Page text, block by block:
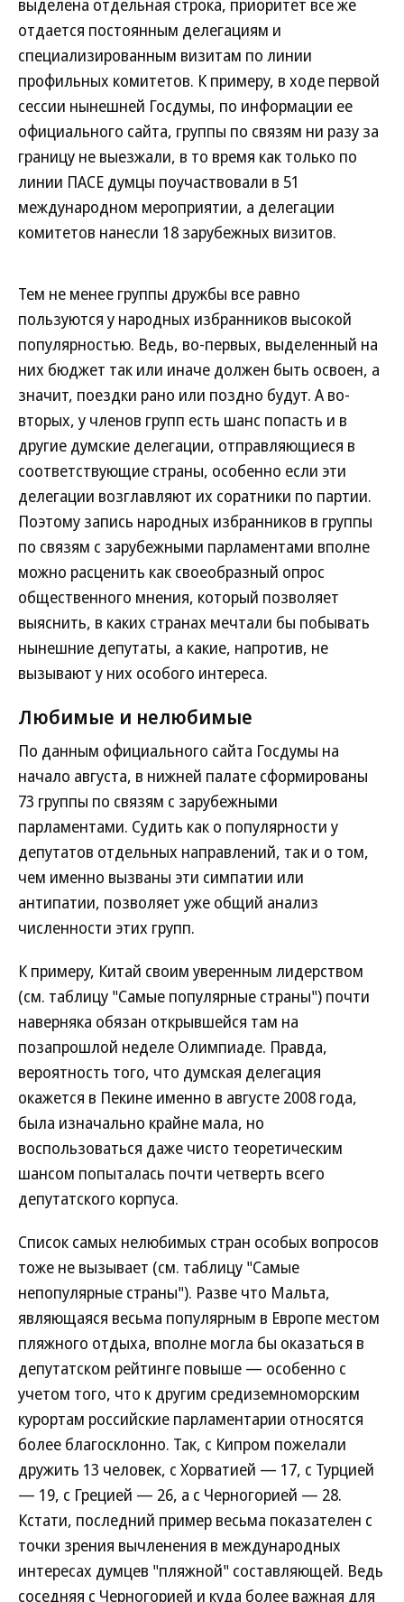
выделена отдельная строка, приоритет все же
отдается постоянным делегациям и
специализированным визитам по линии
профильных комитетов. К примеру, в ходе первой
сессии нынешней Госдумы, по информации ее
официального сайта, группы по связям ни разу за
границу не выезжали, в то время как только по
линии ПАСЕ думцы поучаствовали в 51
международном мероприятии, а делегации
комитетов нанесли 18 зарубежных визитов.
Тем не менее группы дружбы все равно
пользуются у народных избранников высокой
популярностью. Ведь, во-первых, выделенный на
них бюджет так или иначе должен быть освоен, а
значит, поездки рано или поздно будут. А во-
вторых, у членов групп есть шанс попасть и в
другие думские делегации, отправляющиеся в
соответствующие страны, особенно если эти
делегации возглавляют их соратники по партии.
Поэтому запись народных избранников в группы
по связям с зарубежными парламентами вполне
можно расценить как своеобразный опрос
общественного мнения, который позволяет
выяснить, в каких странах мечтали бы побывать
нынешние депутаты, а какие, напротив, не
вызывают у них особого интереса.
Любимые и нелюбимые
По данным официального сайта Госдумы на
начало августа, в нижней палате сформированы
73 группы по связям с зарубежными
парламентами. Судить как о популярности у
депутатов отдельных направлений, так и о том,
чем именно вызваны эти симпатии или
антипатии, позволяет уже общий анализ
численности этих групп.
К примеру, Китай своим уверенным лидерством
(см. таблицу "Самые популярные страны") почти
наверняка обязан открывшейся там на
позапрошлой неделе Олимпиаде. Правда,
вероятность того, что думская делегация
окажется в Пекине именно в августе 2008 года,
была изначально крайне мала, но
воспользоваться даже чисто теоретическим
шансом попыталась почти четверть всего
депутатского корпуса.
Список самых нелюбимых стран особых вопросов
тоже не вызывает (см. таблицу "Самые
непопулярные страны"). Разве что Мальта,
являющаяся весьма популярным в Европе местом
пляжного отдыха, вполне могла бы оказаться в
депутатском рейтинге повыше — особенно с
учетом того, что к другим средиземноморским
курортам российские парламентарии относятся
более благосклонно. Так, с Кипром пожелали
дружить 13 человек, с Хорватией — 17, с Турцией
— 19, с Грецией — 26, а с Черногорией — 28.
Кстати, последний пример весьма показателен с
точки зрения вычленения в международных
интересах думцев "пляжной" составляющей. Ведь
соседняя с Черногорией и куда более важная для